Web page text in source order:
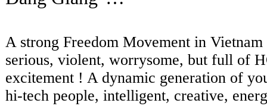
A strong Freedom Movement in
serious, violent, worrysome, but full of
excitement ! A dynamic generation of
hi-tech people, intelligent, creative,